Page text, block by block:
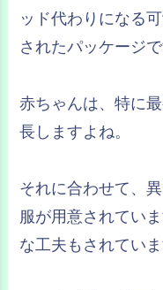
ッド代わりになる
されたパッケージで
赤ちゃんは、特に
長しますよね。
それに合わせて、
服が用意されてい
な工夫もされていま